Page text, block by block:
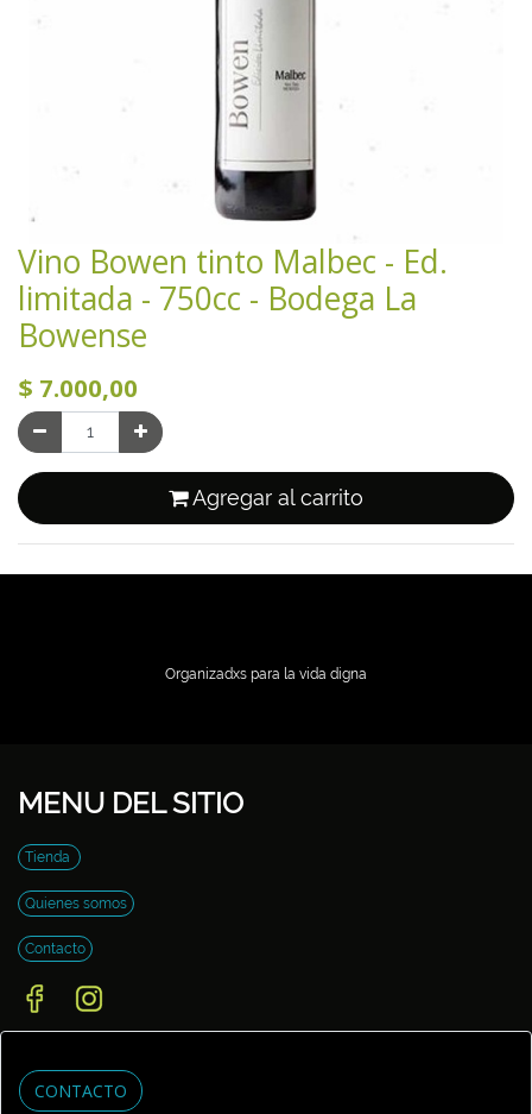
Vino Bowen tinto Malbec - Ed.
limitada - 750cc - Bodega La
Bowense
$ 7.000,00
Agregar al carrito
Organizadxs para la vida digna
MENU DEL SITIO
Tienda
Quienes somos
Contacto
CONTACTO